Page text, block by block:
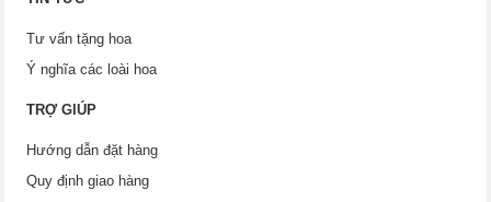
Tư vấn tặng hoa
Ý nghĩa các loài hoa
TRỢ GIÚP
Hướng dẫn đặt hàng
Quy định giao hàng